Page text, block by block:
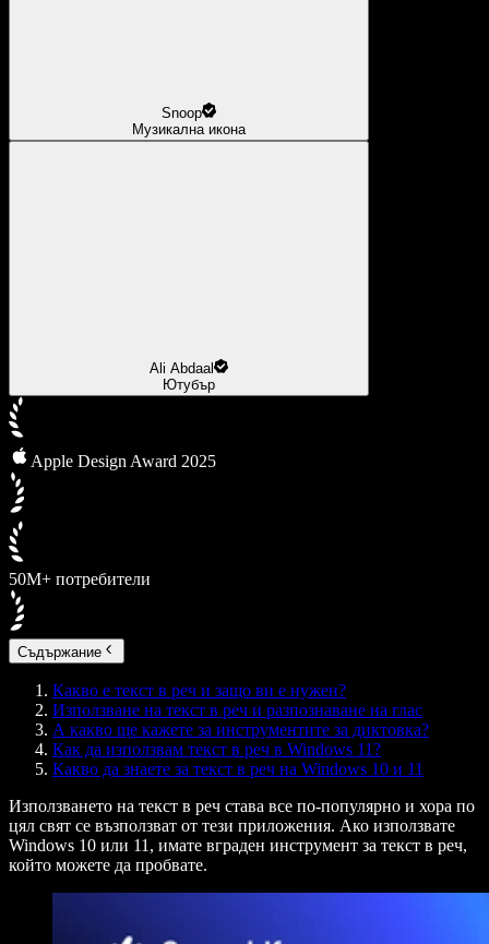
Snoop
Музикална икона
Ali Abdaal
Ютубър
Apple Design Award 2025
50M+ потребители
Съдържание
Какво е текст в реч и защо ви е нужен?
Използване на текст в реч и разпознаване на глас
А какво ще кажете за инструментите за диктовка?
Как да използвам текст в реч в Windows 11?
Какво да знаете за текст в реч на Windows 10 и 11
Използването на текст в реч става все по-популярно и хора по
цял свят се възползват от тези приложения. Ако използвате
Windows 10 или 11, имате вграден инструмент за текст в реч,
който можете да пробвате.